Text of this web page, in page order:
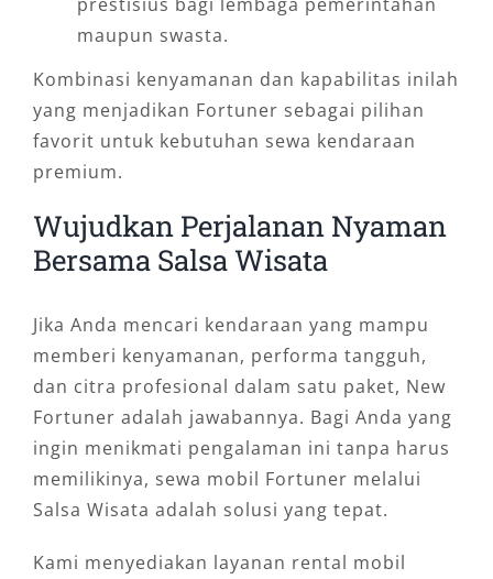
maupun swasta.
Kombinasi kenyamanan dan kapabilitas inilah
yang menjadikan Fortuner sebagai pilihan
favorit untuk kebutuhan sewa kendaraan
premium.
Wujudkan Perjalanan Nyaman
Bersama Salsa Wisata
Jika Anda mencari kendaraan yang mampu
memberi kenyamanan, performa tangguh,
dan citra profesional dalam satu paket, New
Fortuner adalah jawabannya. Bagi Anda yang
ingin menikmati pengalaman ini tanpa harus
memilikinya, sewa mobil Fortuner melalui
Salsa Wisata adalah solusi yang tepat.
Kami menyediakan layanan rental mobil